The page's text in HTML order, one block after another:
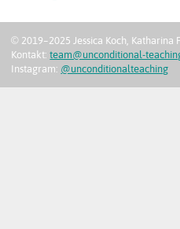
© 2019–2025 Jessica Koch, Katharina
Kontakt:team@unconditional-
Instagram: @unconditionalteaching